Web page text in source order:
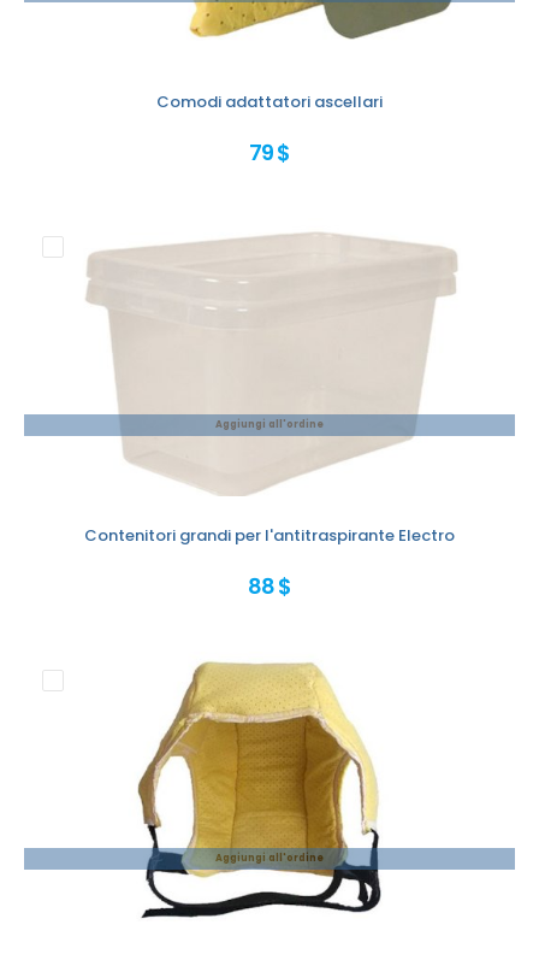
Comodi adattatori ascellari
79 $
Aggiungi all'ordine
Contenitori grandi per l'antitraspirante Electro
88 $
Aggiungi all'ordine